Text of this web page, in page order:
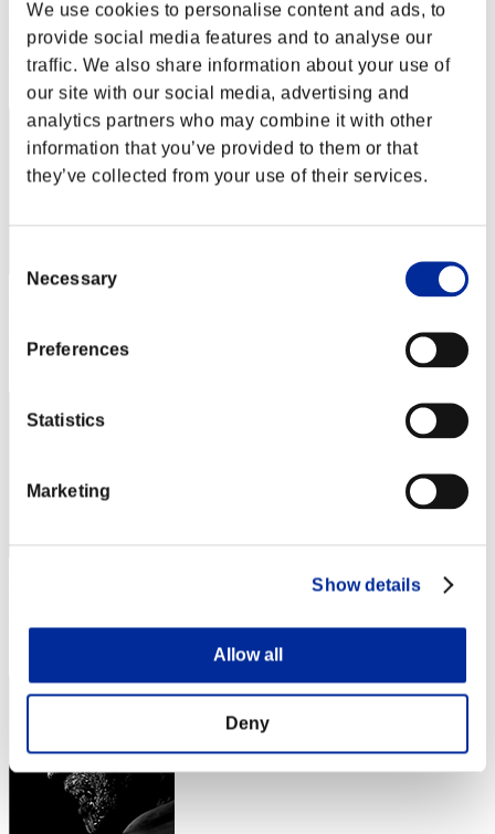
We use cookies to personalise content and ads, to
provide social media features and to analyse our
traffic. We also share information about your use of
our site with our social media, advertising and
analytics partners who may combine it with other
information that you’ve provided to them or that
they’ve collected from your use of their services.
Selection
Necessary
Preferences
Statistics
Marketing
Show details
Allow all
Deny
Punteggio:Lv:1/14'11"81
Posizione
Posizione
Posizione